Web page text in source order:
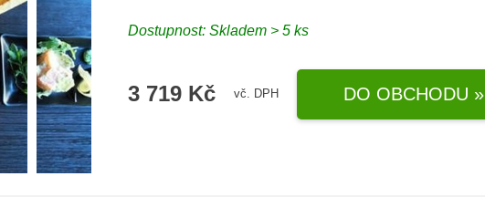
Dostupnost: Skladem > 5 ks
3 719 Kč vč. DPH DO OBCHODU »